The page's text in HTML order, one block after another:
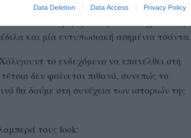
Data Deletion Data Access Privacy Policy
τις κλασικές δίχρωμες γόβες του οίκου σε
ένα τουίντ φόρεμα σε μπλε αποχρώσεις, με
και μία εντυπωσιακή ασημένια τσάντα.
το ενδεχόμενο να επανέλθει στη
δεν φαίνεται πιθανό, συνεπώς το
θα δούμε στη συνέχεια των ιστοριών της
τους look: